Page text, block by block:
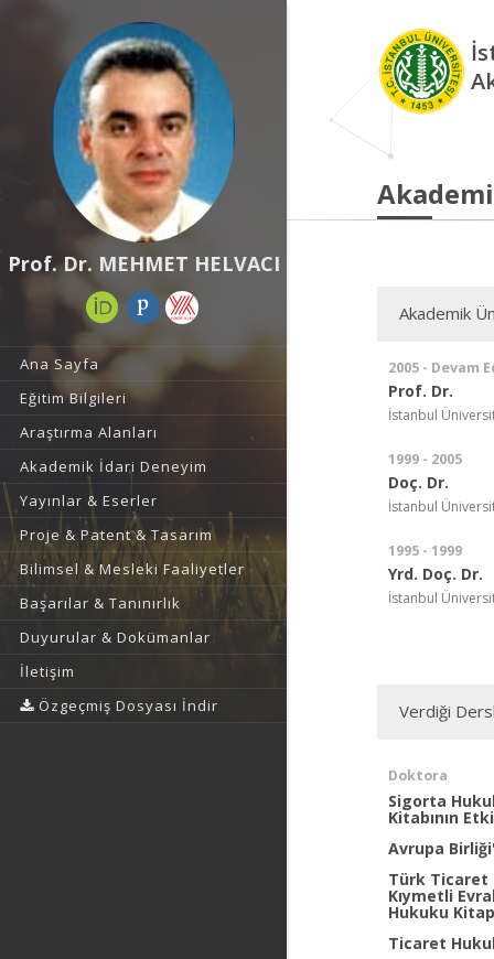
Prof. Dr. MEHMET HELVACI
Ana Sayfa
Eğitim Bilgileri
Araştırma Alanları
Akademik İdari Deneyim
Yayınlar & Eserler
Proje & Patent & Tasarım
Bilimsel & Mesleki Faaliyetler
Başarılar & Tanınırlık
Duyurular & Dokümanlar
İletişim
Özgeçmiş Dosyası İndir
Akademik
2005 - Devam
Prof. Dr.
İstanbul
1999 - 2005
Doç. Dr.
İstanbul
1995 - 1999
Yrd. Doç. Dr.
İstanbul
Verdiği
Doktora
Sigorta
Kitabının
Avrupa
Türk Ticaret
Kıymetli
Hukuku
Ticaret